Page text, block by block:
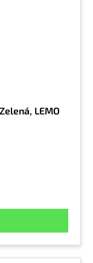
LEMO